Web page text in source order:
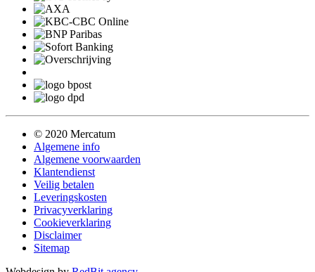
© 2020 Mercatum
Algemene info
Algemene voorwaarden
Klantendienst
Veilig betalen
Leveringskosten
Privacyverklaring
Cookieverklaring
Disclaimer
Sitemap